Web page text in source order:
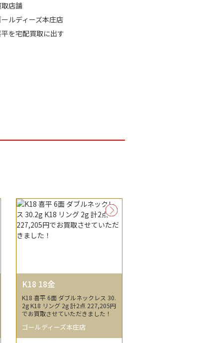
店舗
ルディーズ本庄店
を宅配買取に出す
K18 18金
K18 喜平 6面 ダブルネックレス 30.
2g K18 リング 2g 計2点 227,205円
でお買取させていただきました！
ゴールディーズ本庄店